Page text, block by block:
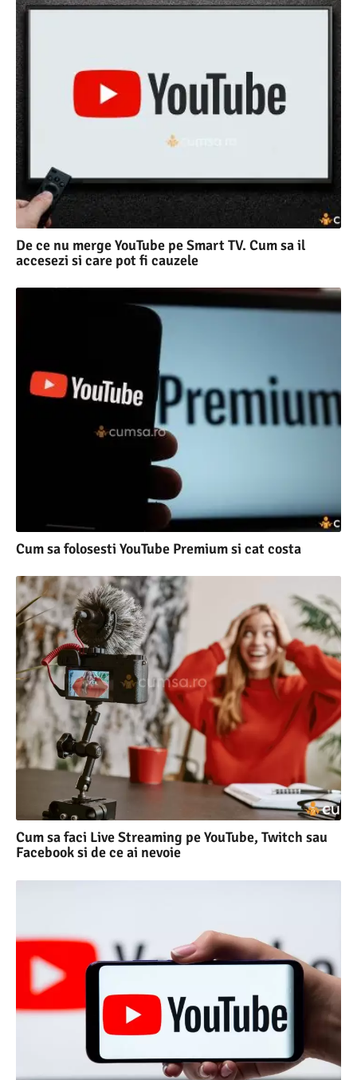
De ce nu merge YouTube pe Smart TV. Cum sa il
accesezi si care pot fi cauzele
Cum sa folosesti YouTube Premium si cat costa
Cum sa faci Live Streaming pe YouTube, Twitch sau
Facebook si de ce ai nevoie